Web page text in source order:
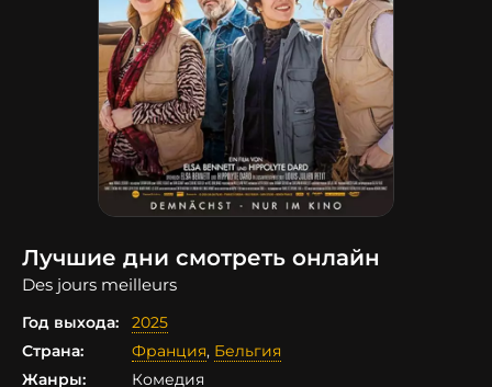
Лучшие дни смотреть онлайн
Des jours meilleurs
Год выхода:
2025
Страна:
Франция, Бельгия
Жанры:
Комедия